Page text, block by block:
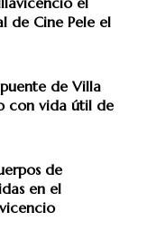
de Cine Pele el
de Villa
con vida útil de
de
en el